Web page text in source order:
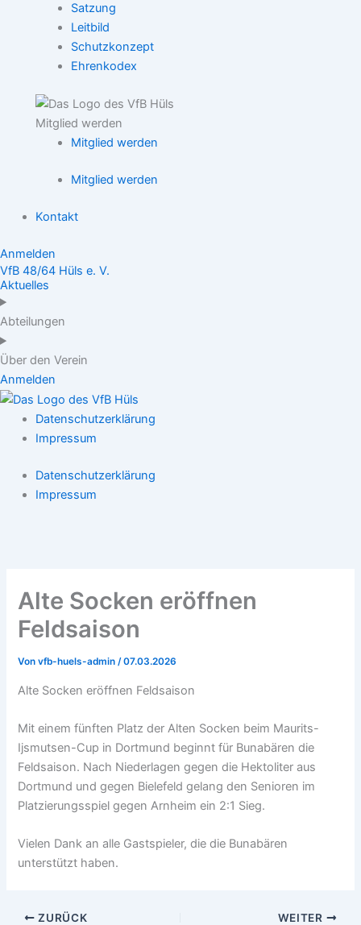
Satzung
Leitbild
Schutzkonzept
Ehrenkodex
Mitglied werden
Mitglied werden
Mitglied werden
Kontakt
Anmelden
VfB 48/64 Hüls e. V.
Aktuelles
Abteilungen
Über den Verein
Anmelden
Datenschutzerklärung
Impressum
Datenschutzerklärung
Impressum
Alte Socken eröffnen
Feldsaison
Vonvfb-huels-admin/07.03.2026
Alte Socken eröffnen Feldsaison
Mit einem fünften Platz der Alten Socken beim Maurits-
Ijsmutsen-Cup in Dortmund beginnt für Bunabären die
Feldsaison. Nach Niederlagen gegen die Hektoliter aus
Dortmund und gegen Bielefeld gelang den Senioren im
Platzierungsspiel gegen Arnheim ein 2:1 Sieg.
Vielen Dank an alle Gastspieler, die die Bunabären
unterstützt haben.
ZURÜCK WEITER